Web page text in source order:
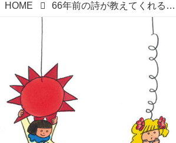
HOME 66年前の詩が教えてくれる、子どもの邪魔をしない親の大切さ｜子どもを伸ばすアメリカインディアンの教え